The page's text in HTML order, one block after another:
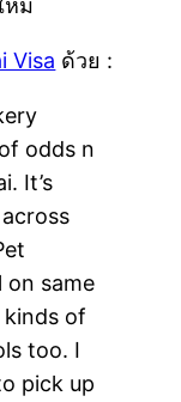
หม่
Visa ด้วย :
odds n
It’s
on same
of
too. I
pick up